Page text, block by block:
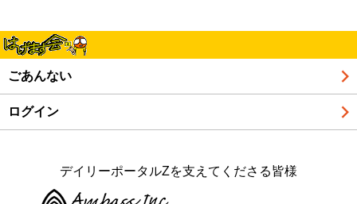
ごあんない
ログイン
デイリーポータルZを支えてくださる皆様